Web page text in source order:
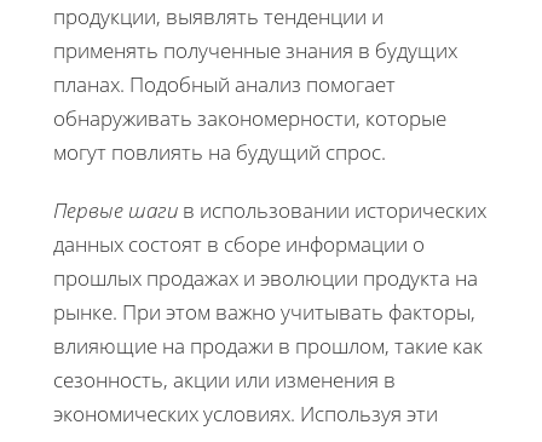
продукции, выявлять тенденции и
применять полученные знания в будущих
планах. Подобный анализ помогает
обнаруживать закономерности, которые
могут повлиять на будущий спрос.
Первые шаги в использовании исторических
данных состоят в сборе информации о
прошлых продажах и эволюции продукта на
рынке. При этом важно учитывать факторы,
влияющие на продажи в прошлом, такие как
сезонность, акции или изменения в
экономических условиях. Используя эти